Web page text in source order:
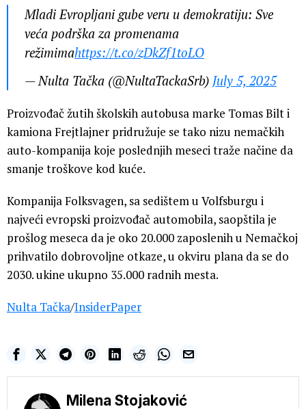
Mladi Evropljani gube veru u demokratiju: Sve
veća podrška za promenama
režimimahttps://t.co/zDkZf1toLO
— Nulta Tačka (@NultaTackaSrb) July 5, 2025
Proizvođač žutih školskih autobusa marke Tomas Bilt i
kamiona Frejtlajner pridružuje se tako nizu nemačkih
auto-kompanija koje poslednjih meseci traže načine da
smanje troškove kod kuće.
Kompanija Folksvagen, sa sedištem u Volfsburgu i
najveći evropski proizvođač automobila, saopštila je
prošlog meseca da je oko 20.000 zaposlenih u Nemačkoj
prihvatilo dobrovoljne otkaze, u okviru plana da se do
2030. ukine ukupno 35.000 radnih mesta.
Nulta Tačka/InsiderPaper
Milena Stojaković